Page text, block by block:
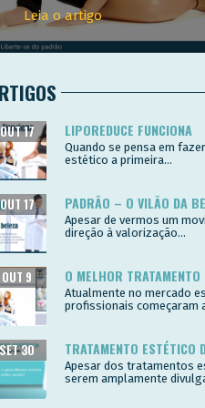
Leia o artigo
LIPOREDUCE FUNCIONA
OUT 17
Quando se pensa em
estético a primeira...
PADRÃO – O VILÃO DA
OUT 17
Apesar de vermos um
direção à valorização...
O MELHOR
OUT 9
Atualmente no mercado
profissionais começaram
TRATAMENTO ESTÉTICO
SET 30
Apesar dos tratamentos
serem amplamente